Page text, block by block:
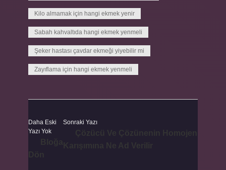
Kilo almamak için hangi ekmek yenir
Sabah kahvaltıda hangi ekmek yenmeli
Şeker hastası çavdar ekmeği yiyebilir mi
Zayıflama için hangi ekmek yenmeli
Daha Eski
Yazı Yok
Sonraki Yazı